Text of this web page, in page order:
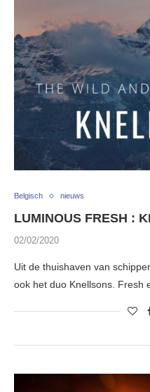
Belgisch nieuws
LUMINOUS FRESH :
02/02/2020
Uit de thuishaven van
ook het duo Knellsons. Fresh